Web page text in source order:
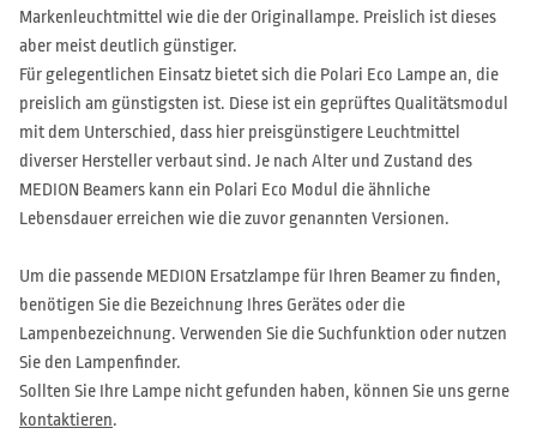
Markenleuchtmittel wie die der Originallampe. Preislich ist dieses
aber meist deutlich günstiger.
Für gelegentlichen Einsatz bietet sich die Polari Eco Lampe an, die
preislich am günstigsten ist. Diese ist ein geprüftes Qualitätsmodul
mit dem Unterschied, dass hier preisgünstigere Leuchtmittel
diverser Hersteller verbaut sind. Je nach Alter und Zustand des
MEDION Beamers kann ein Polari Eco Modul die ähnliche
Lebensdauer erreichen wie die zuvor genannten Versionen.
Um die passende MEDION Ersatzlampe für Ihren Beamer zu finden,
benötigen Sie die Bezeichnung Ihres Gerätes oder die
Lampenbezeichnung. Verwenden Sie die Suchfunktion oder nutzen
Sie den Lampenfinder.
Sollten Sie Ihre Lampe nicht gefunden haben, können Sie uns gerne
kontaktieren.